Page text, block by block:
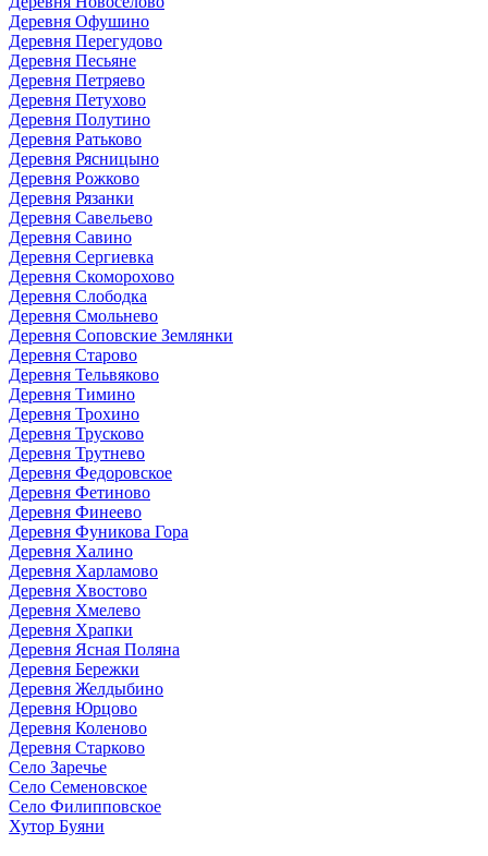
Деревня Офушино
Деревня Перегудово
Деревня Песьяне
Деревня Петряево
Деревня Петухово
Деревня Полутино
Деревня Ратьково
Деревня Рясницыно
Деревня Рожково
Деревня Рязанки
Деревня Савельево
Деревня Савино
Деревня Сергиевка
Деревня Скоморохово
Деревня Слободка
Деревня Смольнево
Деревня Соповские Землянки
Деревня Старово
Деревня Тельвяково
Деревня Тимино
Деревня Трохино
Деревня Трусково
Деревня Трутнево
Деревня Федоровское
Деревня Фетиново
Деревня Финеево
Деревня Фуникова Гора
Деревня Халино
Деревня Харламово
Деревня Хвостово
Деревня Хмелево
Деревня Храпки
Деревня Ясная Поляна
Деревня Бережки
Деревня Желдыбино
Деревня Юрцово
Деревня Коленово
Деревня Старково
Село Заречье
Село Семеновское
Село Филипповское
Хутор Буяни